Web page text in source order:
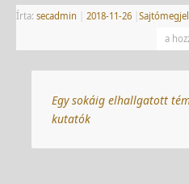
Írta: secadmin 2018-11-26
a
Egy sokáig elhallgatott
kutatók